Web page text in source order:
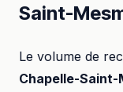
Saint-
Le volume de
Chapelle-Saint-